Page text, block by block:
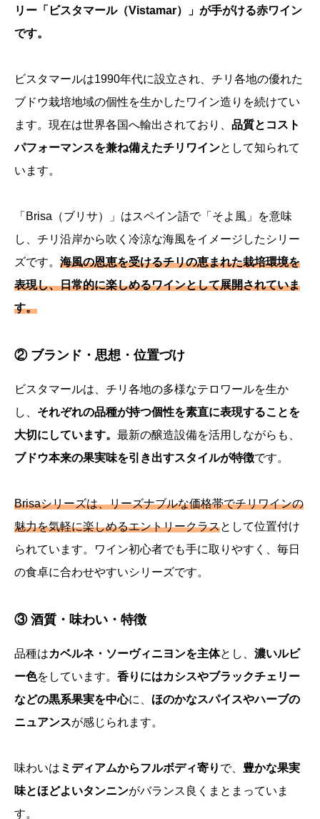
リー「ビスタマール（Vistamar）」が手がける赤ワイン
です。
ビスタマールは1990年代に設立され、チリ各地の優れた
ブドウ栽培地域の個性を生かしたワイン造りを続けてい
ます。現在は世界各国へ輸出されており、 品質とコスト
パフォーマンスを兼ね備えたチリワインとして知られて
います。
「Brisa（ブリサ）」はスペイン語で「そよ風」を意味
し、チリ沿岸から吹く冷涼な海風をイメージしたシリー
ズです。 海風の恩恵を受けるチリの恵まれた栽培環境を
表現し、日常的に楽しめるワインとして展開されていま
す。
② ブランド・思想・位置づけ
ビスタマールは、チリ各地の多様なテロワールを生か
し、 それぞれの品種が持つ個性を素直に表現することを
大切にしています。 最新の醸造設備を活用しながらも、
ブドウ本来の果実味を引き出すスタイルが特徴です。
Brisaシリーズは、リーズナブルな価格帯でチリワインの
魅力を気軽に楽しめるエントリークラスとして位置付け
られています。ワイン初心者でも手に取りやすく、毎日
の食卓に合わせやすいシリーズです。
③ 酒質・味わい・特徴
品種はカベルネ・ソーヴィニヨンを主体とし、 濃いルビ
ー色をしています。 香りにはカシスやブラックチェリー
などの黒系果実を中心に、 ほのかなスパイスやハーブの
ニュアンスが感じられます。
味わいは ミディアムからフルボディ寄り で、 豊かな果実
味とほどよいタンニンがバランス良くまとまっていま
す。